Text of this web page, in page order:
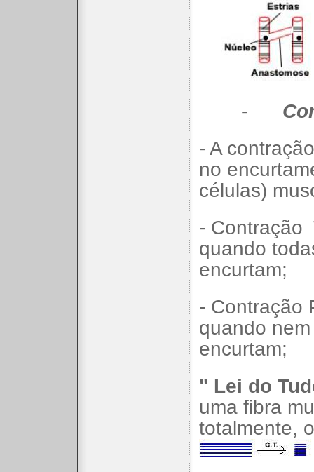
-
- A
no
células)
- Contração
quando
encurtam;
- Contração
quando
encurtam;
" Lei do
uma fibra
totalmente,